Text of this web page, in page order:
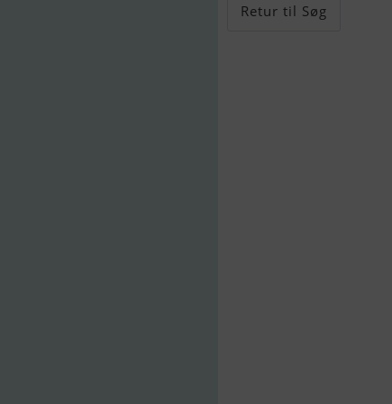
Retur til Søg